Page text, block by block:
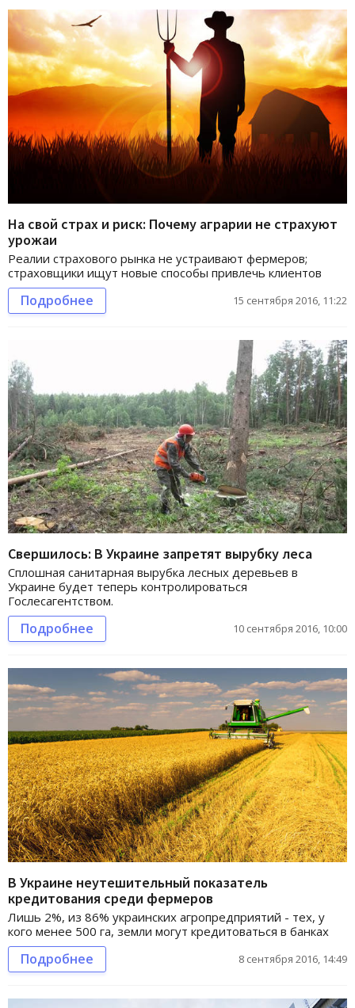
На свой страх и риск: Почему аграрии не страхуют
урожаи
Реалии страхового рынка не устраивают фермеров;
страховщики ищут новые способы привлечь клиентов
Подробнее 15 сентября 2016, 11:22
Свершилось: В Украине запретят вырубку леса
Сплошная санитарная вырубка лесных деревьев в
Украине будет теперь контролироваться
Гослесагентством.
Подробнее 10 сентября 2016, 10:00
В Украине неутешительный показатель
кредитования среди фермеров
Лишь 2%, из 86% украинских агропредприятий - тех, у
кого менее 500 га, земли могут кредитоваться в банках
Подробнее 8 сентября 2016, 14:49